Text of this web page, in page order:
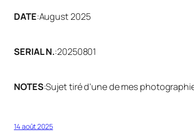
DATE:August 2025
SERIAL N.:20250801
NOTES:Sujet tiré d’une de mes
14 août 2025